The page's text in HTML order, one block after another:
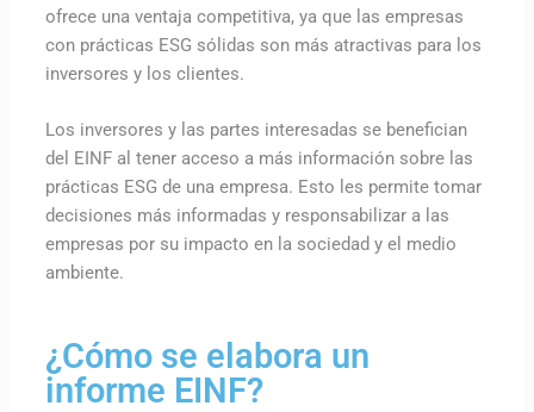
ofrece una ventaja competitiva, ya que las empresas
con prácticas ESG sólidas son más atractivas para los
inversores y los clientes.
Los inversores y las partes interesadas se benefician
del EINF al tener acceso a más información sobre las
prácticas ESG de una empresa. Esto les permite tomar
decisiones más informadas y responsabilizar a las
empresas por su impacto en la sociedad y el medio
ambiente.
¿Cómo se elabora un
informe EINF?